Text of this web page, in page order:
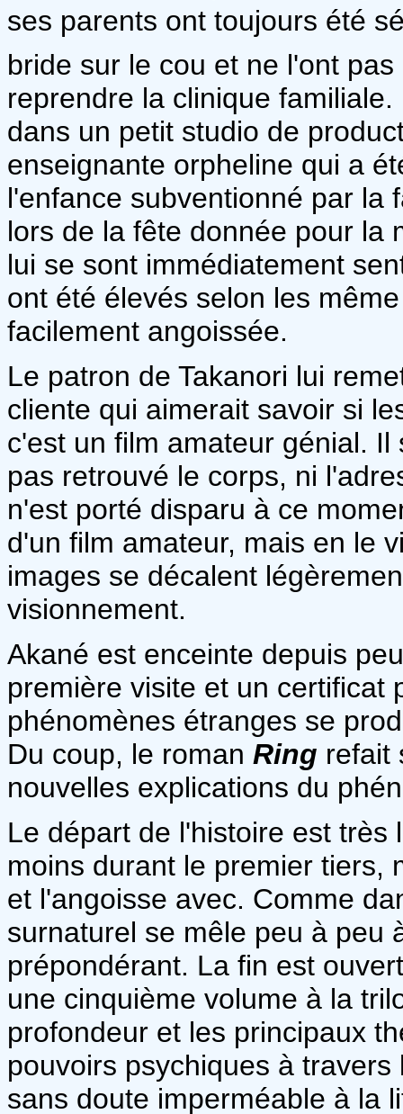
ses parents ont toujours été
bride sur le cou et ne l'ont
reprendre la clinique
dans un petit studio de
enseignante orpheline qui a
l'enfance subventionné par la
lors de la fête donnée pour la
lui se sont immédiatement
ont été élevés selon les
facilement angoissée.
Le patron de Takanori lui
cliente qui aimerait savoir si
c'est un film amateur génial.
pas retrouvé le corps, ni
n'est porté disparu à ce
d'un film amateur, mais en le
images se décalent
visionnement.
Akané est enceinte depuis
première visite et un certificat
phénomènes étranges se
Du coup, le roman Ring refait
nouvelles explications du
Le départ de l'histoire est
moins durant le premier tiers,
et l'angoisse avec. Comme
surnaturel se mêle peu à peu
prépondérant. La fin est
une cinquième volume à la
profondeur et les principaux
pouvoirs psychiques à
sans doute imperméable à la